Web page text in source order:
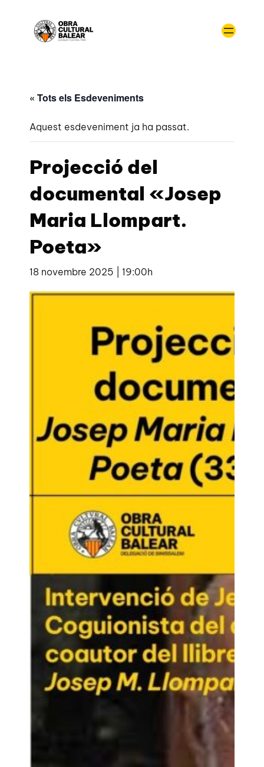
« Tots els Esdeveniments
Aquest esdeveniment ja ha passat.
Projecció del
documental «Josep
Maria Llompart.
Poeta»
18 novembre 2025 | 19:00h